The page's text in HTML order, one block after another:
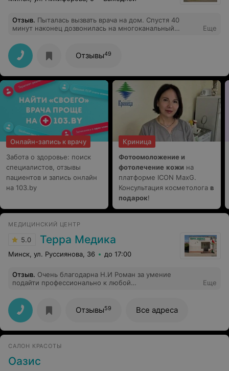
Отзыв. Пыталась вызвать врача на дом. Спустя 40
минут наконец дозвонилась на многоканальный
минут (звонила с мобильного на городской, что
недешево!) и меня скинули! Больше дозвониться на
этот номер не получилось, сразу сбрасывали. Спустя
еще час удалось дозвониться по другому номеру.
Вызвала врача, прождали весь день, но ВРАЧ ТАК И НЕ
ПРИШЕЛ! 13.02.2023, участок 27. Про остальные ужасы
этой адской поликлиники уже много написали.
Еще
Отзывы49
Онлайн-запись к врачу
Забота о здоровье: поиск
специалистов, отзывы
пациентов и запись онлайн
на 103.by
Криница
Фотоомоложение и
фотолечение кожи на
платформе ICON MaxG.
Консультация косметолога в
подарок!
МЕДИЦИНСКИЙ ЦЕНТР
5.0 Терра Медика
Минск, ул. Руссиянова, 36 до 17:00
Отзыв. Очень благодарна Н.И Роман за умение
подайти профессионально к любой
сомнений,доверие на все сто!
Еще
Отзывы59 Все адреса
САЛОН КРАСОТЫ
Оазис